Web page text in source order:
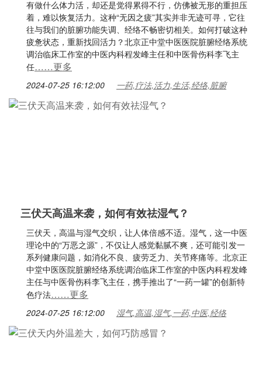
有做什么体力活，却还是觉得累得不行，仿佛被无形的重担压
着，难以恢复活力。这种“无因之疲”其实并非无迹可寻，它往
往与我们的脏腑功能失调、经络不畅密切相关。如何打破这种
疲惫状态，重新找回活力？北京正中堂中医医院脏腑经络系统
调治临床工作室的中医内科程发峰主任和中医骨伤科李飞主
任……更多
2024-07-25 16:12:00 一药,疗法,活力,生活,经络,脏腑
三伏天高温来袭，如何有效祛湿气？
三伏天，高温与湿气交织，让人体倍感不适。湿气，这一中医
理论中的“万恶之源”，不仅让人感觉黏腻不爽，还可能引发一
系列健康问题，如消化不良、疲劳乏力、关节疼痛等。北京正
中堂中医医院脏腑经络系统调治临床工作室的中医内科程发峰
主任与中医骨伤科李飞主任，携手推出了“一药一罐”的创新特
色疗法……更多
2024-07-25 16:12:00 湿气,高温,湿气,一药,中医,经络